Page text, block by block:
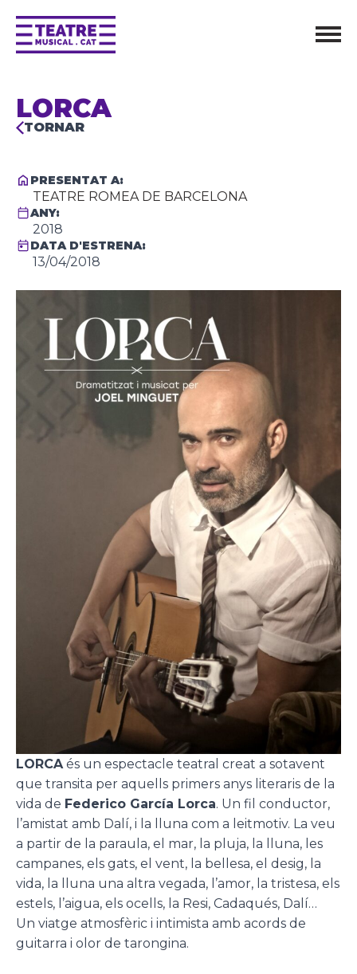
LORCA
TORNAR
PRESENTAT A:
TEATRE ROMEA DE BARCELONA
ANY:
2018
DATA D'ESTRENA:
13/04/2018
LORCA és un espectacle teatral creat a sotavent
que transita per aquells primers anys literaris de la
vida de Federico García Lorca. Un fil conductor,
l’amistat amb Dalí, i la lluna com a leitmotiv. La veu
a partir de la paraula, el mar, la pluja, la lluna, les
campanes, els gats, el vent, la bellesa, el desig, la
vida, la lluna una altra vegada, l’amor, la tristesa, els
estels, l’aigua, els ocells, la Resi, Cadaqués, Dalí…
Un viatge atmosfèric i intimista amb acords de
guitarra i olor de tarongina.